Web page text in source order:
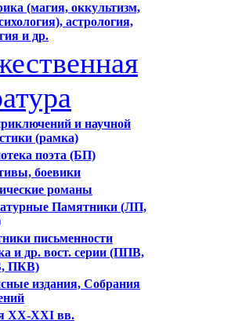
(магия, оккультизм,
астрология,
и др.
и научной
(рамка)
поэта (БП)
боевики
романы
Памятники (ЛП,
письменности
и др. вост. серии (ППВ,
ПКВ)
издания, Собрания
XX-XXI вв.